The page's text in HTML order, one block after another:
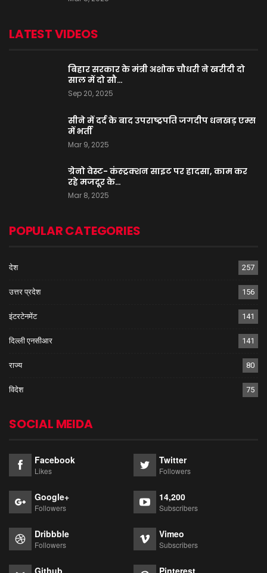
LATEST VIDEOS
बिहार सरकार के मंत्री अशोक चौधरी ने खरीदी दो
साल में दो सौ…
Sep 20, 2025
सीने में दर्द के बाद उपराष्ट्रपति जगदीप धनखड़ एम्स
में भर्ती
Mar 9, 2025
ग्रेनो वेस्ट- कंस्ट्रक्शन साइट पर हादसा, काम कर
रहे मजदूर के…
Mar 8, 2025
POPULAR CATEGORIES
देश 257
उत्तर प्रदेश 156
इंटरटेनमेंट 141
दिल्ली एनसीआर 141
राज्य 80
विदेश 75
SOCIAL MEIDA
Facebook
Likes
Twitter
Followers
Google+
Followers
14,200
Subscribers
Dribbble
Followers
Vimeo
Subscribers